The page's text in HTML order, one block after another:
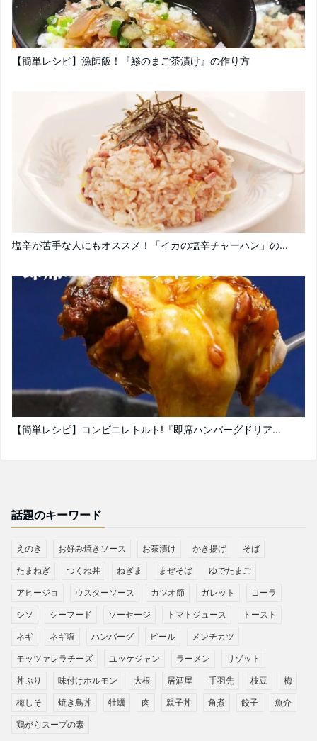
【簡単レシピ】漁師飯！『鯵のまご茶漬け』の作り方
塩辛が苦手な人にもオススメ！「イカの塩辛チャーハン」の...
【簡単レシピ】コンビニレトルト!『即席ハンバーグドリア...
話題のキーワード
えのき お好み焼きソース お茶漬け かき揚げ そば
たまねぎ つくね丼 ねぎま まぜそば ゆでたまご
アヒージョ ウスターソース カツオ節 ガレット コーラ
シソ シーフード ソーセージ トマトジュース トースト
ネギ ネギ塩 ハンバーグ ビール メンチカツ
モッツァレラチーズ ユッケジャン ラーメン リゾット
丼ぶり 味付けホルモン 大根 居酒屋 手羽先 枝豆 梅
梅しそ 焼き鳥丼 牡蠣 肉 親子丼 角煮 餃子 魚介
鶏がらスープの素